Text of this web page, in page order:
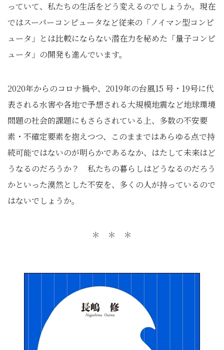
っていて、私たちの生活をどう変えるのでしょうか。現在
ではスーパーコンピュータなど従来の「ノイマン型コンピ
ュータ」とは比較にならない潜在力を秘めた「量子コンピ
ュータ」の開発も進んでいます。
2020年からのコロナ禍や、2019年の台風15 号・19号に代
表される水害や各地で予想される大規模地震など地球環境
問題の社会的課題にもさらされている上、多数の不安要
素・不確定要素を抱えつつ、このままではあらゆる点で持
続可能ではないのが明らかであるなか、はたして未来はど
うなるのだろうか？ 私たちの暮らしはどうなるのだろう
かといった漠然とした不安を、多くの人が持っているので
はないでしょうか。
＊ ＊ ＊